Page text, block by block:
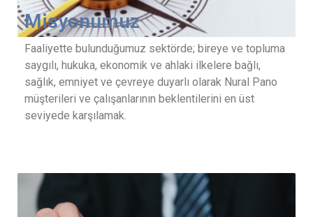
Misyonumuz
Faaliyette bulunduğumuz sektörde; bireye ve topluma
saygılı, hukuka, ekonomik ve ahlaki ilkelere bağlı,
sağlık, emniyet ve çevreye duyarlı olarak Nural Pano
müşterileri ve çalışanlarının beklentilerini en üst
seviyede karşılamak.